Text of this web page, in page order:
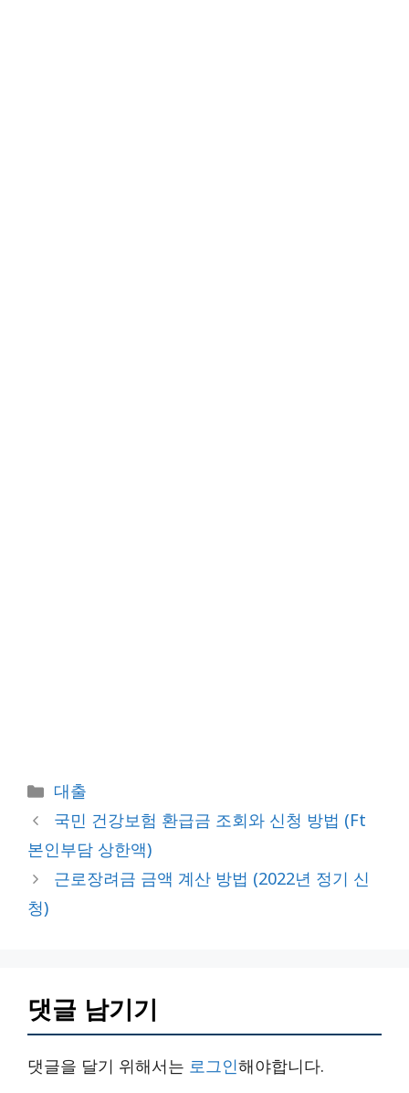
카
테
고
리
대출
국민 건강보험 환급금 조회와 신청 방법 (ft
본인부담 상한액)
근로장려금 금액 계산 방법 (2022년 정기 신
청)
댓글 남기기
댓글을 달기 위해서는 로그인해야합니다.